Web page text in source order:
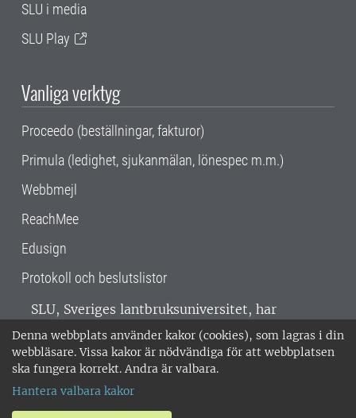
Denna webbplats använder kakor (cookies), som lagras i din
webbläsare. Vissa kakor är nödvändiga för att webbplatsen
ska fungera korrekt. Andra är valbara.
Hantera valbara kakor
SLU i media
SLU Play
Vanliga verktyg
Proceedo (beställningar, fakturor)
Primula (ledighet, sjukanmälan, lönespec m.m.)
Webbmejl
ReachMee
Edusign
Protokoll och beslutslistor
SLU, Sveriges lantbruksuniversitet, har
verksamhet över hela Sverige. Huvudorter är
Alnarp, Uppsala och Umeå.SLU är
miljöcertifierat enligt ISO 14001. •
018-67 10 00 • Org nr: 202100-2817 •